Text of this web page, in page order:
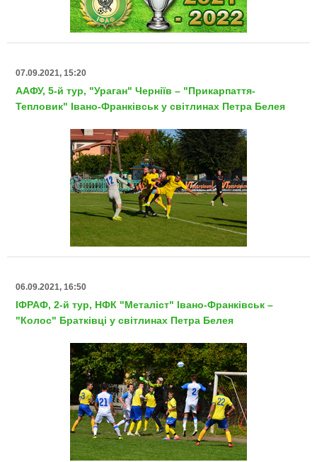
07.09.2021, 15:20
ААФУ, 5-й тур, "Ураган" Черніїв – "Прикарпаття-
Тепловик" Івано-Франківськ у світлинах Петра Белея
06.09.2021, 16:50
ІФРАФ, 2-й тур, НФК "Металіст" Івано-Франківськ –
"Колос" Братківці у світлинах Петра Белея